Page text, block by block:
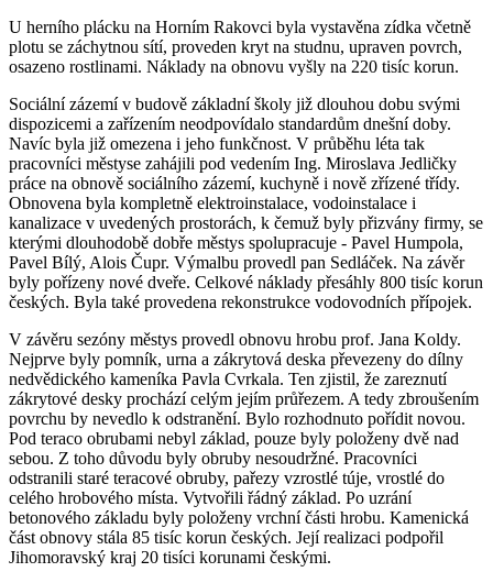
U herního plácku na Horním Rakovci byla vystavěna zídka včetně
plotu se záchytnou sítí, proveden kryt na studnu, upraven povrch,
osazeno rostlinami. Náklady na obnovu vyšly na 220 tisíc korun.
Sociální zázemí v budově základní školy již dlouhou dobu svými
dispozicemi a zařízením neodpovídalo standardům dnešní doby.
Navíc byla již omezena i jeho funkčnost. V průběhu léta tak
pracovníci městyse zahájili pod vedením Ing. Miroslava Jedličky
práce na obnově sociálního zázemí, kuchyně i nově zřízené třídy.
Obnovena byla kompletně elektroinstalace, vodoinstalace i
kanalizace v uvedených prostorách, k čemuž byly přizvány firmy, se
kterými dlouhodobě dobře městys spolupracuje - Pavel Humpola,
Pavel Bílý, Alois Čupr. Výmalbu provedl pan Sedláček. Na závěr
byly pořízeny nové dveře. Celkové náklady přesáhly 800 tisíc korun
českých. Byla také provedena rekonstrukce vodovodních přípojek.
V závěru sezóny městys provedl obnovu hrobu prof. Jana Koldy.
Nejprve byly pomník, urna a zákrytová deska převezeny do dílny
nedvědického kameníka Pavla Cvrkala. Ten zjistil, že zareznutí
zákrytové desky prochází celým jejím průřezem. A tedy zbroušením
povrchu by nevedlo k odstranění. Bylo rozhodnuto pořídit novou.
Pod teraco obrubami nebyl základ, pouze byly položeny dvě nad
sebou. Z toho důvodu byly obruby nesoudržné. Pracovníci
odstranili staré teracové obruby, pařezy vzrostlé túje, vrostlé do
celého hrobového místa. Vytvořili řádný základ. Po uzrání
betonového základu byly položeny vrchní části hrobu. Kamenická
část obnovy stála 85 tisíc korun českých. Její realizaci podpořil
Jihomoravský kraj 20 tisíci korunami českými.